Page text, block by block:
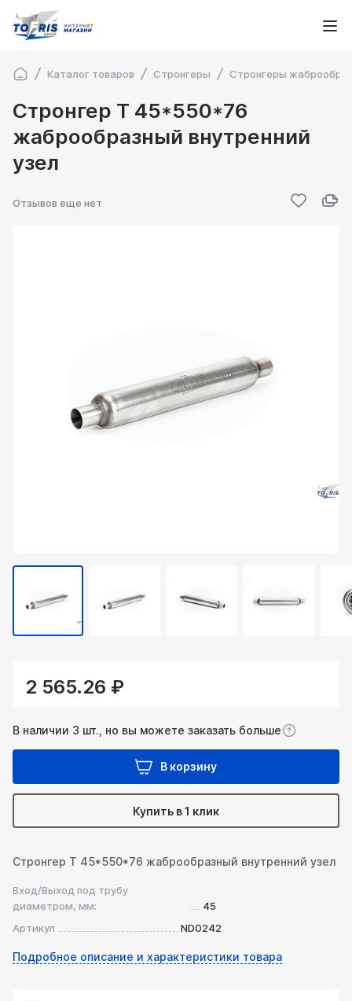
Каталог товаров Стронгеры Стронгеры
Стронгер Т 45*550*76
жаброобразный внутренний
узел
Отзывов еще нет
2 565.26 ₽
В наличии 3 шт., но вы можете заказать больше
В корзину
Купить в 1 клик
Стронгер Т 45*550*76 жаброобразный внутренний узел
Вход/Выход под трубу
диаметром, мм:
45
Артикул
ND0242
Подробное описание и характеристики товара